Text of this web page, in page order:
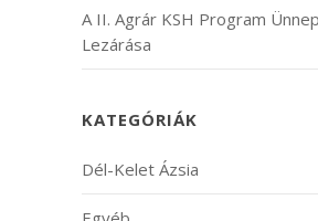
A II. Agrár KSH Program
Lezárása
KATEGÓRIÁK
Dél-Kelet Ázsia